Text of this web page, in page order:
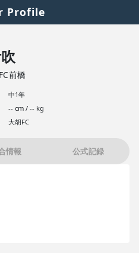
Profile
前橋
中1年
-- cm / -- kg
大胡FC
情報 公式記録